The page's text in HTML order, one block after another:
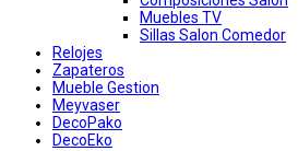
Muebles TV
Sillas Salon Comedor
Relojes
Zapateros
Mueble Gestion
Meyvaser
DecoPako
DecoEko